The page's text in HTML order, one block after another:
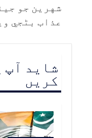
شهرين جو
عذاب بڻجي
شاید آپ
کریں